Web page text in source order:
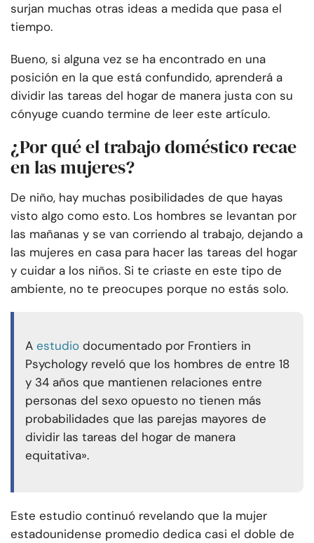
surjan muchas otras ideas a medida que pasa el
tiempo.
Bueno, si alguna vez se ha encontrado en una
posición en la que está confundido, aprenderá a
dividir las tareas del hogar de manera justa con su
cónyuge cuando termine de leer este artículo.
¿Por qué el trabajo doméstico recae
en las mujeres?
De niño, hay muchas posibilidades de que hayas
visto algo como esto. Los hombres se levantan por
las mañanas y se van corriendo al trabajo, dejando a
las mujeres en casa para hacer las tareas del hogar
y cuidar a los niños. Si te criaste en este tipo de
ambiente, no te preocupes porque no estás solo.
A estudio documentado por Frontiers in
Psychology reveló que los hombres de entre 18
y 34 años que mantienen relaciones entre
personas del sexo opuesto no tienen más
probabilidades que las parejas mayores de
dividir las tareas del hogar de manera
equitativa».
Este estudio continuó revelando que la mujer
estadounidense promedio dedica casi el doble de